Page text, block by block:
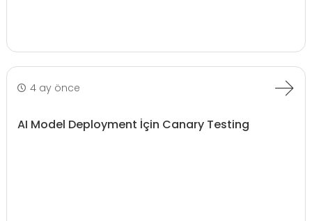
4 ay önce
AI Model Deployment İçin Canary Testing